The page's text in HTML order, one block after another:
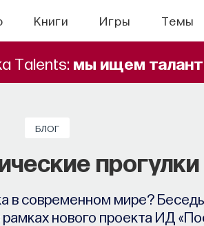
Книги Игры Темы
Talents: мы ищем
БЛОГ
прогулки
в современном мире?
нового проекта ИД
на сон, но как он работает и
приручить?